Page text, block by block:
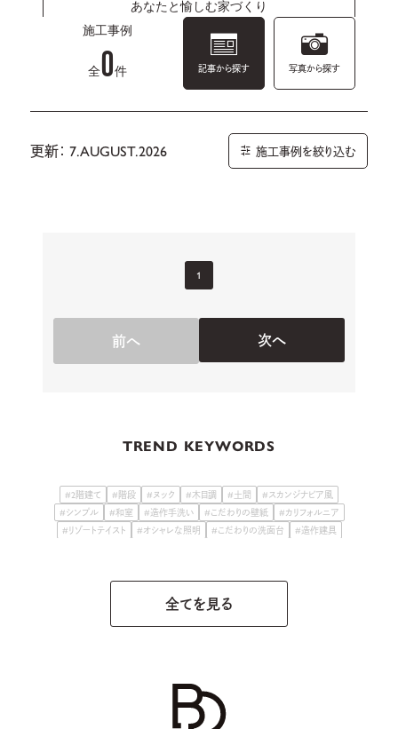
あなたと愉しむ家づくり
施工事例
全0件 記事から探す 写真から探す
更新： 7.AUGUST.2026 施工事例を絞り込む
1
前へ 次へ
TREND KEYWORDS
#2階建て #階段 #ヌック #木目調 #土間
#スカンジナビア風
#シンプル
#和室 #造作手洗い #こだわりの壁紙
#カリフォルニア
#リゾートテイスト
#オシャレな照明 #こだわりの洗面台
#造作建具
全てを見る